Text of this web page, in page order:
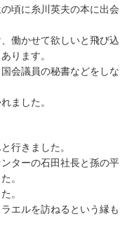
頃に糸川英夫の本に出会
働かせて欲しいと飛び込
ります。
会議員の秘書などをしな
ました。
行きました。
ターの石田社長と孫の平
。
。
エルを訪ねるという縁も